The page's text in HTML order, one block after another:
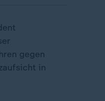
gegen
in